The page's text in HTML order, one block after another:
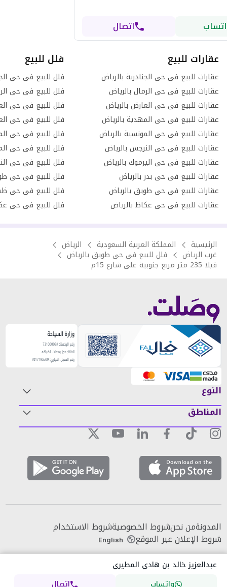
اتصال
عقارات للبيع
عقارات للبيع فى حى الجنادرية بالرياض
عقارات للبيع فى حى الرمال بالرياض
عقارات للبيع فى حى العارض بالرياض
عقارات للبيع فى حى المهدية بالرياض
عقارات للبيع فى حى المونسية بالرياض
عقارات للبيع فى حى النرجس بالرياض
عقارات للبيع فى حى اليرموك بالرياض
عقارات للبيع فى حى بدر بالرياض
عقارات للبيع فى حى طويق بالرياض
عقارات للبيع فى حى عكاظ بالرياض
فلل للبيع
فلل للبيع فى حى
فلل للبيع فى حى
فلل للبيع فى حى
فلل للبيع فى حى
فلل للبيع فى حى
فلل للبيع فى حى
فلل للبيع فى حى
فلل للبيع فى حى
فلل للبيع فى حى
فلل للبيع فى حى
الرئيسية المملكة العربية السعودية الرياض
غرب الرياض فلل للبيع فى حى طويق بالرياض
فيلا 235 متر مربع جنوبية على شارع 15م
النوع
المناطق
المدونةمن نحنشروط الخصوصيةشروط الاستخدام
شروط الإعلان عبر الموقع English
عبدالعزيز خالد بن هادي المطيري
واتساب
اتصال